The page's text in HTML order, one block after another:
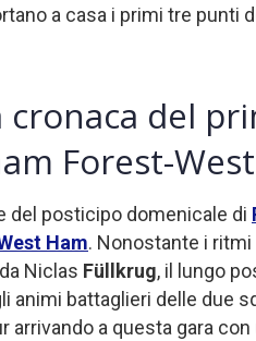
a casa i primi tre punti
cronaca del
Forest-
del posticipo domenicale di
Ham. Nonostante i ritmi
Niclas Füllkrug, il lungo
animi battaglieri delle due
arrivando a questa gara con